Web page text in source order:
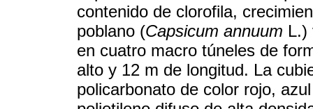
contenido de clorofila,
poblano (Capsicum annuum L.)
en cuatro macro túneles de
alto y 12 m de longitud. La
policarbonato de color rojo,